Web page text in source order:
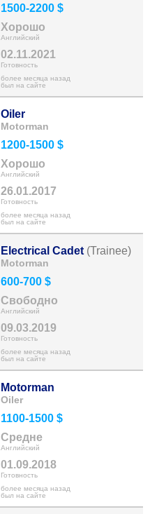
1500-2200 $
Хорошо
Английский
02.11.2021
Готовность
более месяца назад
был на сайте
Oiler
Motorman
1200-1500 $
Хорошо
Английский
26.01.2017
Готовность
более месяца назад
был на сайте
Electrical Cadet (Trainee)
Motorman
600-700 $
Свободно
Английский
09.03.2019
Готовность
более месяца назад
был на сайте
Motorman
Oiler
1100-1500 $
Средне
Английский
01.09.2018
Готовность
более месяца назад
был на сайте